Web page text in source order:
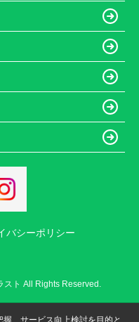
バシーポリシー
スト All Rights Reserved.
、サービス向上検討を目的と